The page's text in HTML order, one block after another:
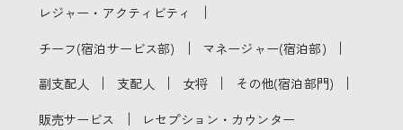
レジャー・アクティビティ ｜
チーフ(宿泊サービス部) ｜ マネージャー(宿泊部) ｜
副支配人 ｜ 支配人 ｜ 女将 ｜ その他(宿泊部門) ｜
販売サービス ｜ レセプション・カウンター